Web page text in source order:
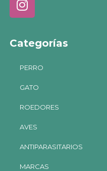
Categorías
PERRO
GATO
ROEDORES
AVES
ANTIPARASITARIOS
MARCAS